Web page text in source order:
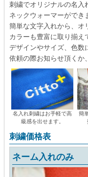
刺繍でオリジナルの名入
ネックウォーマーができ
簡単な文字入れから、オ
カラーも豊富に取り揃え
デザインやサイズ、色数
依頼の際お知らせ頂くか
名入れ刺繍はお手軽で高
級感を出せます。
簡
刺繍価格表
ネーム入れのみ